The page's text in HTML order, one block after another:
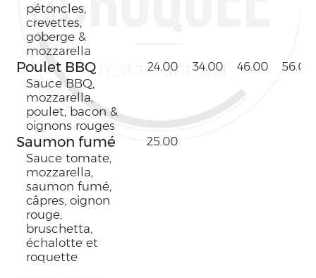
pétoncles,
crevettes,
goberge &
mozzarella
Poulet BBQ 24.00 34.00 46.00 56.00
Sauce BBQ,
mozzarella,
poulet, bacon &
oignons rouges
Saumon fumé 25.00
Sauce tomate,
mozzarella,
saumon fumé,
câpres, oignon
rouge,
bruschetta,
échalotte et
roquette